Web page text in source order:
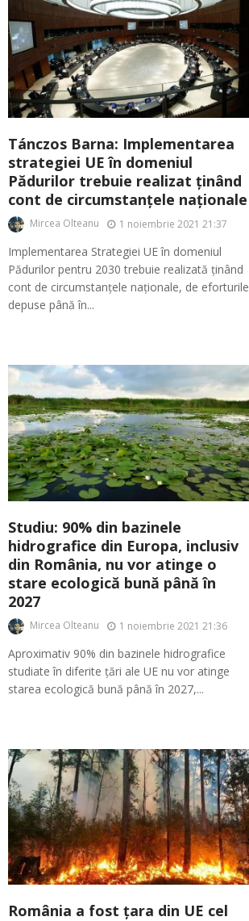
Tánczos Barna: Implementarea
strategiei UE în domeniul
Pădurilor trebuie realizat ținând
cont de circumstanțele naționale
Mircea Olteanu 1 noiembrie 2021 21:37
Implementarea Strategiei UE în domeniul
Pădurilor pentru 2030 trebuie realizată ținând
cont de circumstanțele naționale, de eforturile
depuse până în...
Studiu: 90% din bazinele
hidrografice din Europa, inclusiv
din România, nu vor atinge o
stare ecologică bună până în
2027
Mircea Olteanu 1 noiembrie 2021 21:36
Aproximativ 90% din bazinele hidrografice
studiate în diferite țări ale UE nu vor atinge
starea ecologică bună până în 2027,...
România a fost țara din UE cel